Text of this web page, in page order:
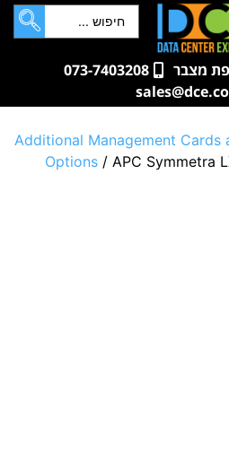
מצבר
073-7403208
Additional Management Cards
Options / APC Symmetra